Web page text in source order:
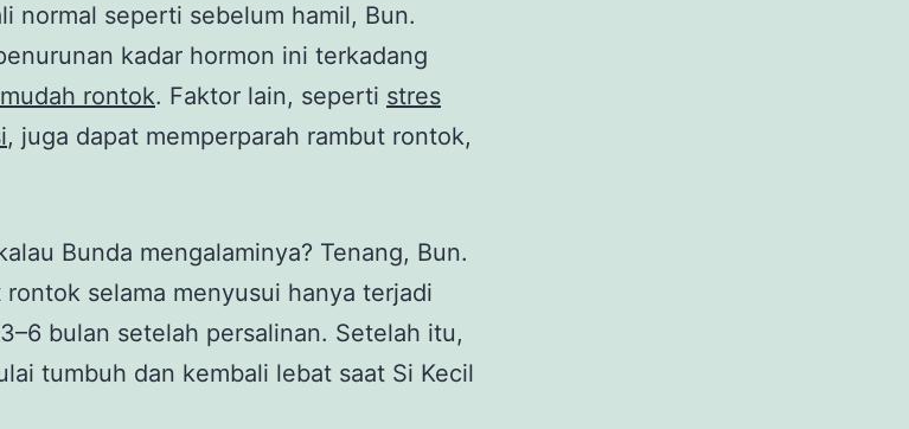
normal seperti sebelum hamil, Bun.
kadar hormon ini terkadang
rontok. Faktor lain, seperti stres
, juga dapat memperparah rambut rontok,
Bunda mengalaminya? Tenang, Bun.
selama menyusui hanya terjadi
bulan setelah persalinan. Setelah itu,
tumbuh dan kembali lebat saat Si Kecil